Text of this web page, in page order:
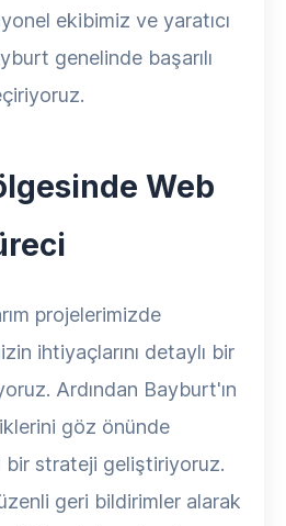
ekibimiz ve yaratıcı
genelinde başarılı
Web
projelerimizde
ihtiyaçlarını detaylı bir
Ardından Bayburt'ın
göz önünde
bir strateji geliştiriyoruz.
geri bildirimler alarak